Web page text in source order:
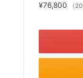
¥76,800
（